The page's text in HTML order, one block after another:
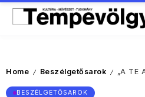
Home / Beszélgetősarok / „A TE
BESZÉLGETŐSAROK